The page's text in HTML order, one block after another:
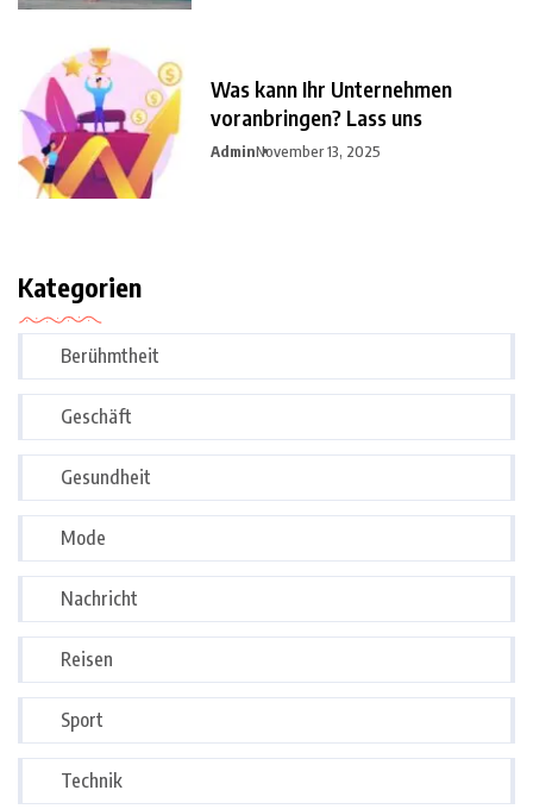
Was kann Ihr Unternehmen
voranbringen? Lass uns
AdminNovember 13, 2025
Kategorien
Berühmtheit
Geschäft
Gesundheit
Mode
Nachricht
Reisen
Sport
Technik